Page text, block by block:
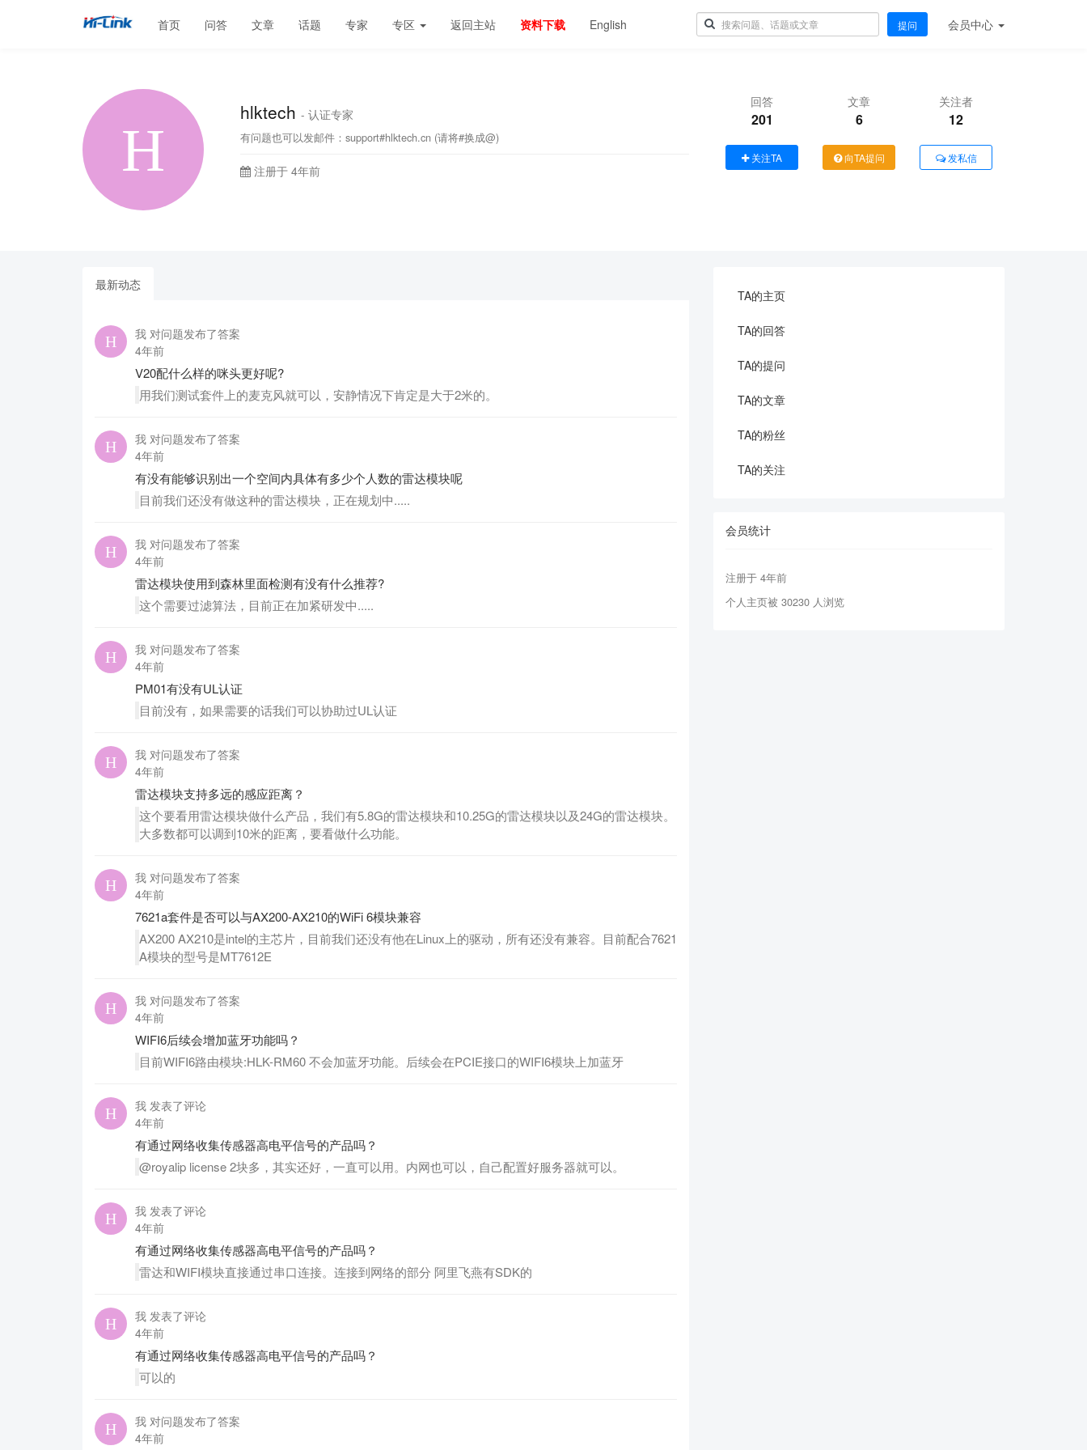
首页 问答 文章 话题 专家 专区 返回主站 资料下载 English 提问 会员中心
hlktech - 认证专家
有问题也可以发邮件：support#hlktech.cn (请将#换成@)
注册于 4年前
回答
201
文章
6
关注者
12
关注TA 向TA提问 发私信
最新动态
我 对问题发布了答案
4年前
V20配什么样的咪头更好呢?
用我们测试套件上的麦克风就可以，安静情况下肯定是大于2米的。
我 对问题发布了答案
4年前
有没有能够识别出一个空间内具体有多少个人数的雷达模块呢
目前我们还没有做这种的雷达模块，正在规划中.....
我 对问题发布了答案
4年前
雷达模块使用到森林里面检测有没有什么推荐?
这个需要过滤算法，目前正在加紧研发中.....
我 对问题发布了答案
4年前
PM01有没有UL认证
目前没有，如果需要的话我们可以协助过UL认证
我 对问题发布了答案
4年前
雷达模块支持多远的感应距离？
这个要看用雷达模块做什么产品，我们有5.8G的雷达模块和10.25G的雷达模块以及24G的雷达模块。
大多数都可以调到10米的距离，要看做什么功能。
我 对问题发布了答案
4年前
7621a套件是否可以与AX200-AX210的WiFi 6模块兼容
AX200 AX210是intel的主芯片，目前我们还没有他在Linux上的驱动，所有还没有兼容。目前配合7621
A模块的型号是MT7612E
我 对问题发布了答案
4年前
WIFI6后续会增加蓝牙功能吗？
目前WIFI6路由模块:HLK-RM60 不会加蓝牙功能。后续会在PCIE接口的WIFI6模块上加蓝牙
我 发表了评论
4年前
有通过网络收集传感器高电平信号的产品吗？
@royalip license 2块多，其实还好，一直可以用。内网也可以，自己配置好服务器就可以。
我 发表了评论
4年前
有通过网络收集传感器高电平信号的产品吗？
雷达和WIFI模块直接通过串口连接。连接到网络的部分 阿里飞燕有SDK的
我 发表了评论
4年前
有通过网络收集传感器高电平信号的产品吗？
可以的
我 对问题发布了答案
4年前
TA的主页
TA的回答
TA的提问
TA的文章
TA的粉丝
TA的关注
会员统计
注册于 4年前
个人主页被 30230 人浏览